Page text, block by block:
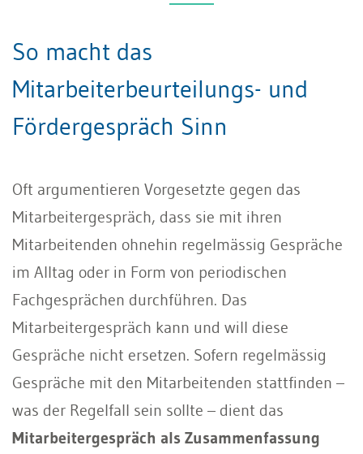
So macht das
Mitarbeiterbeurteilungs- und
Fördergespräch Sinn
Oft argumentieren Vorgesetzte gegen das
Mitarbeitergespräch, dass sie mit ihren
Mitarbeitenden ohnehin regelmässig Gespräche
im Alltag oder in Form von periodischen
Fachgesprächen durchführen. Das
Mitarbeitergespräch kann und will diese
Gespräche nicht ersetzen. Sofern regelmässig
Gespräche mit den Mitarbeitenden stattfinden –
was der Regelfall sein sollte – dient das
Mitarbeitergespräch als Zusammenfassung